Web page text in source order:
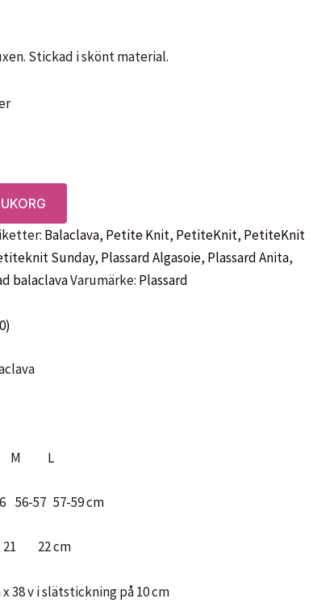
Stickad i skönt material.
Balaclava, Petite Knit, PetiteKnit, PetiteKnit
Sunday, Plassard Algasoie, Plassard Anita,
balaclavaVarumärke: Plassard
M L
56-57 57-59 cm
22 cm
v i slätstickning på 10 cm